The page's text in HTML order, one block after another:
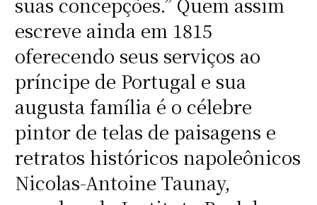
suas concepções.” Quem assim
escreve ainda em 1815
oferecendo seus serviços ao
príncipe de Portugal e sua
augusta família é o célebre
pintor de telas de paisagens e
retratos históricos napoleônicos
Nicolas-Antoine Taunay,